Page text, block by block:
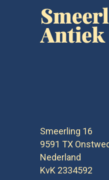
Smeerling 16
9591 TX
Nederland
KvK 2334592